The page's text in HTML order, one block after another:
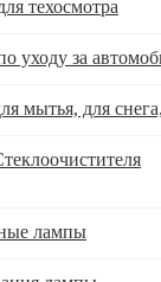
техосмотра
уходу за
мытья, для
лампы